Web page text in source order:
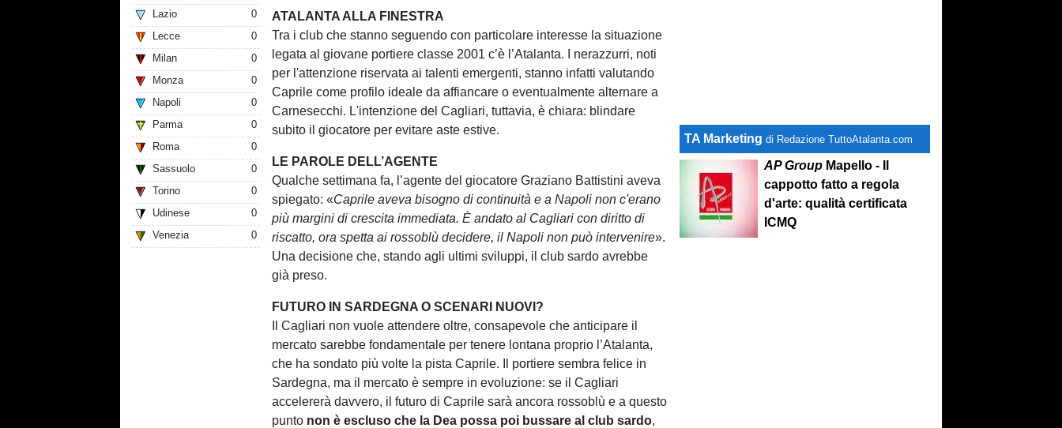
Lazio
0
Lecce
0
Milan
0
Monza
0
Napoli
0
Parma
0
Roma
0
Sassuolo
0
Torino
0
Udinese
0
Venezia
0
ATALANTA ALLA FINESTRA
Tra i club che stanno seguendo con particolare interesse la situazione
legata al giovane portiere classe 2001 c’è l’Atalanta. I nerazzurri, noti
per l'attenzione riservata ai talenti emergenti, stanno infatti valutando
Caprile come profilo ideale da affiancare o eventualmente alternare a
Carnesecchi. L'intenzione del Cagliari, tuttavia, è chiara: blindare
subito il giocatore per evitare aste estive.
LE PAROLE DELL’AGENTE
Qualche settimana fa, l’agente del giocatore Graziano Battistini aveva
spiegato: «Caprile aveva bisogno di continuità e a Napoli non c'erano
più margini di crescita immediata. È andato al Cagliari con diritto di
riscatto, ora spetta ai rossoblù decidere, il Napoli non può intervenire».
Una decisione che, stando agli ultimi sviluppi, il club sardo avrebbe
già preso.
FUTURO IN SARDEGNA O SCENARI NUOVI?
Il Cagliari non vuole attendere oltre, consapevole che anticipare il
mercato sarebbe fondamentale per tenere lontana proprio l’Atalanta,
che ha sondato più volte la pista Caprile. Il portiere sembra felice in
Sardegna, ma il mercato è sempre in evoluzione: se il Cagliari
accelererà davvero, il futuro di Caprile sarà ancora rossoblù e a questo
punto non è escluso che la Dea possa poi bussare al club sardo,
TA Marketing di Redazione TuttoAtalanta.com
AP Group Mapello - Il
cappotto fatto a regola
d'arte: qualità certificata
ICMQ